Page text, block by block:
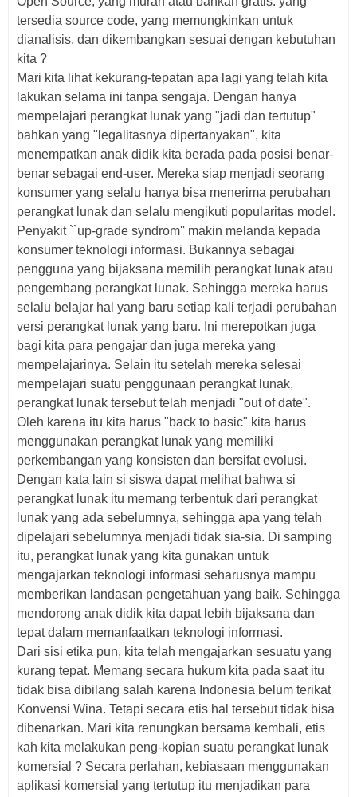
tersedia source code, yang memungkinkan untuk
dianalisis, dan dikembangkan sesuai dengan kebutuhan
kita ?
Mari kita lihat kekurang-tepatan apa lagi yang telah kita
lakukan selama ini tanpa sengaja. Dengan hanya
mempelajari perangkat lunak yang "jadi dan tertutup"
bahkan yang "legalitasnya dipertanyakan", kita
menempatkan anak didik kita berada pada posisi benar-
benar sebagai end-user. Mereka siap menjadi seorang
konsumer yang selalu hanya bisa menerima perubahan
perangkat lunak dan selalu mengikuti popularitas model.
Penyakit ``up-grade syndrom'' makin melanda kepada
konsumer teknologi informasi. Bukannya sebagai
pengguna yang bijaksana memilih perangkat lunak atau
pengembang perangkat lunak. Sehingga mereka harus
selalu belajar hal yang baru setiap kali terjadi perubahan
versi perangkat lunak yang baru. Ini merepotkan juga
bagi kita para pengajar dan juga mereka yang
mempelajarinya. Selain itu setelah mereka selesai
mempelajari suatu penggunaan perangkat lunak,
perangkat lunak tersebut telah menjadi "out of date".
Oleh karena itu kita harus "back to basic" kita harus
menggunakan perangkat lunak yang memiliki
perkembangan yang konsisten dan bersifat evolusi.
Dengan kata lain si siswa dapat melihat bahwa si
perangkat lunak itu memang terbentuk dari perangkat
lunak yang ada sebelumnya, sehingga apa yang telah
dipelajari sebelumnya menjadi tidak sia-sia. Di samping
itu, perangkat lunak yang kita gunakan untuk
mengajarkan teknologi informasi seharusnya mampu
memberikan landasan pengetahuan yang baik. Sehingga
mendorong anak didik kita dapat lebih bijaksana dan
tepat dalam memanfaatkan teknologi informasi.
Dari sisi etika pun, kita telah mengajarkan sesuatu yang
kurang tepat. Memang secara hukum kita pada saat itu
tidak bisa dibilang salah karena Indonesia belum terikat
Konvensi Wina. Tetapi secara etis hal tersebut tidak bisa
dibenarkan. Mari kita renungkan bersama kembali, etis
kah kita melakukan peng-kopian suatu perangkat lunak
komersial ? Secara perlahan, kebiasaan menggunakan
aplikasi komersial yang tertutup itu menjadikan para